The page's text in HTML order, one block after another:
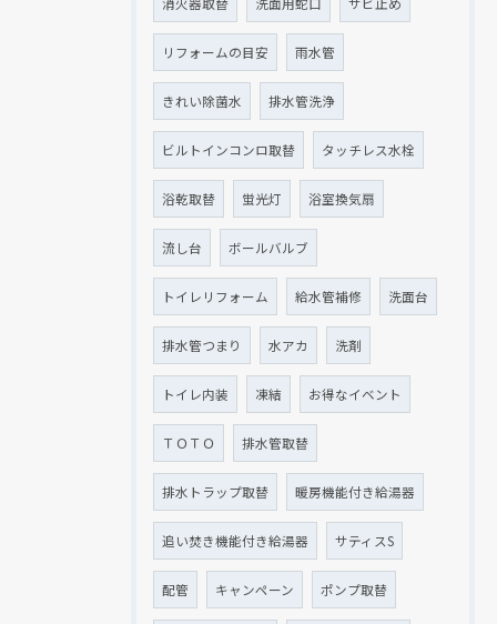
消火器取替 洗面用蛇口 サビ止め
リフォームの目安 雨水管
きれい除菌水 排水管洗浄
ビルトインコンロ取替 タッチレス水栓
浴乾取替 蛍光灯 浴室換気扇
流し台 ボールバルブ
トイレリフォーム 給水管補修 洗面台
排水管つまり 水アカ 洗剤
トイレ内装 凍結 お得なイベント
ＴＯＴＯ 排水管取替
排水トラップ取替 暖房機能付き給湯器
追い焚き機能付き給湯器 サティスS
配管 キャンペーン ポンプ取替